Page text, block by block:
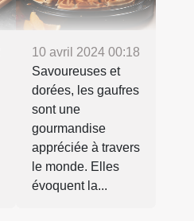
10 avril 2024 00:18
Savoureuses et
dorées, les gaufres
sont une
gourmandise
appréciée à travers
le monde. Elles
évoquent la...